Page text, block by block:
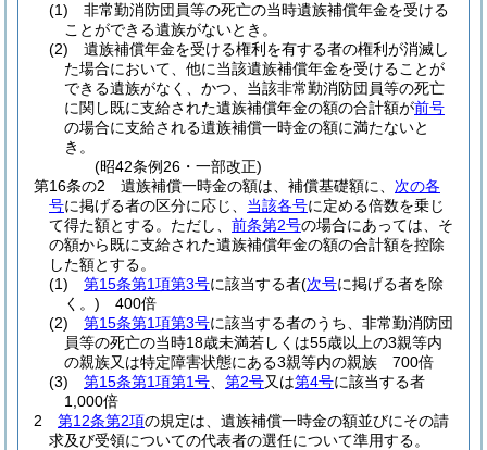
(1)
非常勤消防団員等の死亡の当時遺族補償年金を受ける
ことができる遺族がないとき。
(2)
遺族補償年金を受ける権利を有する者の権利が消滅し
た場合において、他に当該遺族補償年金を受けることが
できる遺族がなく、かつ、当該非常勤消防団員等の死亡
に関し既に支給された遺族補償年金の額の合計額が前号
の場合に支給される遺族補償一時金の額に満たないと
き。
(昭42条例26・一部改正)
第16条の2
遺族補償一時金の額は、補償基礎額に、 次の各
号に掲げる者の区分に応じ、 当該各号に定める倍数を乗じ
て得た額とする。 ただし、 前条第2号の場合にあっては、そ
の額から既に支給された遺族補償年金の額の合計額を控除
した額とする。
(1)
第15条第1項第3号に該当する者(次号に掲げる者を除
く。) 400倍
(2)
第15条第1項第3号に該当する者のうち、非常勤消防団
員等の死亡の当時18歳未満若しくは55歳以上の3親等内
の親族又は特定障害状態にある3親等内の親族 700倍
(3)
第15条第1項第1号 第2号又は第4号に該当する者
1,000倍
2
第12条第2項の規定は、遺族補償一時金の額並びにその請
求及び受領についての代表者の選任について準用する。